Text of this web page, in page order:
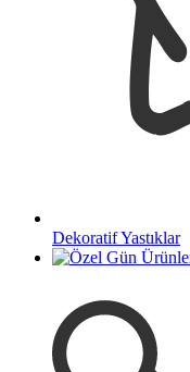
Dekoratif Yastıklar